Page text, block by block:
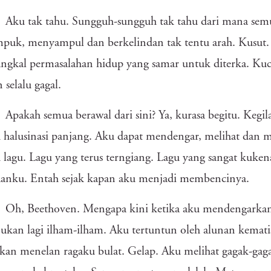
Aku tak tahu. Sungguh-sungguh tak tahu dari mana
menyampul dan berkelindan tak tentu arah.
permasalahan hidup yang samar untuk diterka.
selalu gagal.
Apakah semua berawal dari sini? Ya, kurasa begitu.
halusinasi panjang. Aku dapat mendengar, melihat dan
lagu. Lagu yang terus terngiang. Lagu yang sangat
Entah sejak kapan aku menjadi membencinya.
Oh, Beethoven. Mengapa kini ketika aku
lagi ilham-ilham. Aku tertuntun oleh alunan
menelan ragaku bulat. Gelap. Aku melihat gagak-